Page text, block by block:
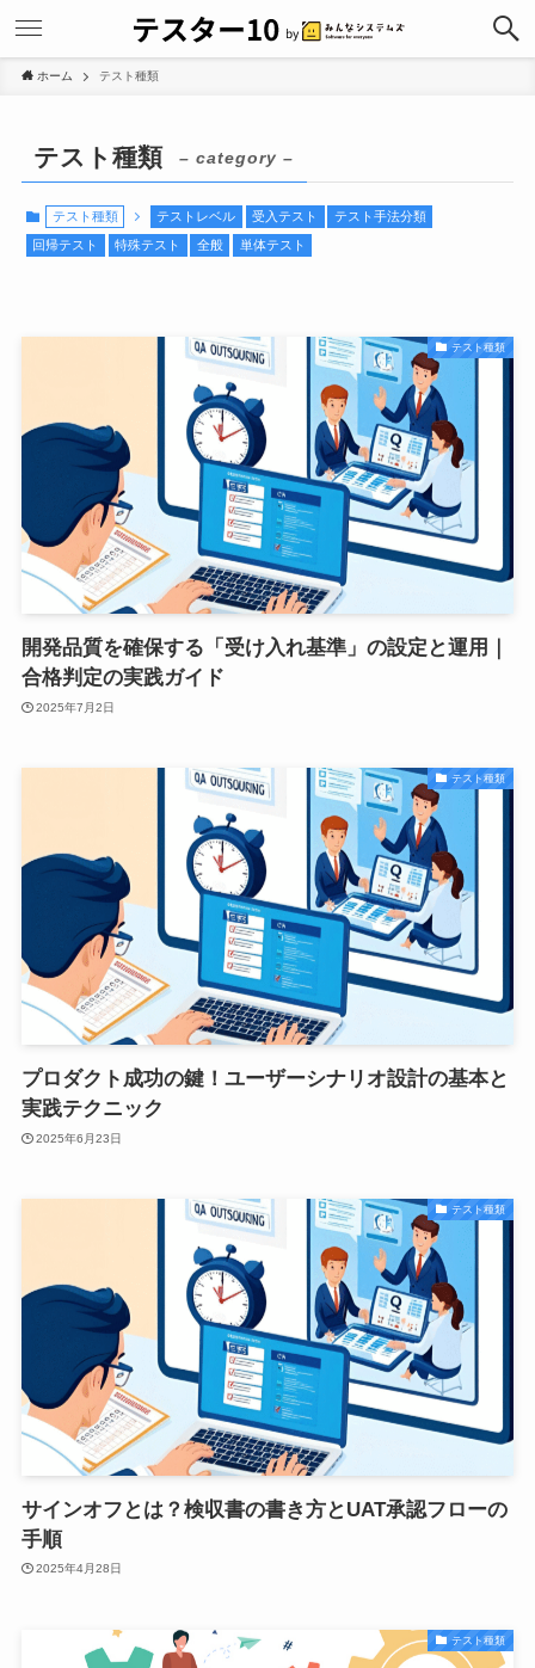
ホーム テスト種類
テスト種類 – category –
テスト種類 テストレベル 受入テスト テスト手法分類
回帰テスト 特殊テスト 全般 単体テスト
テスト種類
開発品質を確保する「受け入れ基準」の設定と運用｜
合格判定の実践ガイド
2025年7月2日
テスト種類
プロダクト成功の鍵！ユーザーシナリオ設計の基本と
実践テクニック
2025年6月23日
テスト種類
サインオフとは？検収書の書き方とUAT承認フローの
手順
2025年4月28日
テスト種類